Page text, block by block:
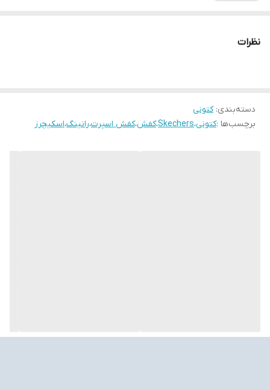
نظرات
دسته‌بندی:کتونی
برچسب‌ها :کتونی،Skechers،کفش،کفش اسپرت،رانینگ،اسکیچرز